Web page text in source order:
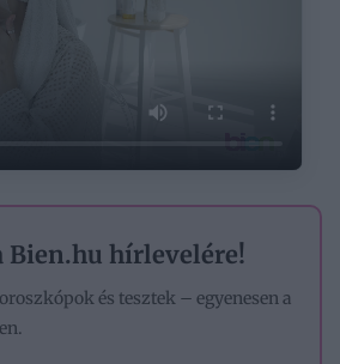
Bien.hu hírlevelére!
és tesztek – egyenesen a